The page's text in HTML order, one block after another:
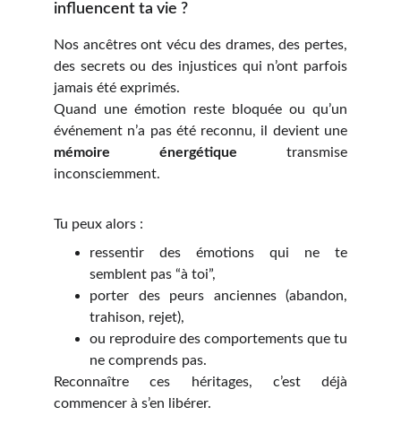
influencent ta vie ?
Nos ancêtres ont vécu des drames, des pertes,
des secrets ou des injustices qui n’ont parfois
jamais été exprimés.
Quand une émotion reste bloquée ou qu’un
événement n’a pas été reconnu, il devient une
mémoire énergétique transmise
inconsciemment.
Tu peux alors :
ressentir des émotions qui ne te
semblent pas “à toi”,
porter des peurs anciennes (abandon,
trahison, rejet),
ou reproduire des comportements que tu
ne comprends pas.
Reconnaître ces héritages, c’est déjà
commencer à s’en libérer.